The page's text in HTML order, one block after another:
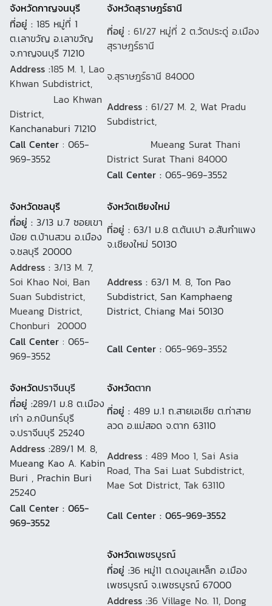
จังหวัดกาญจนบุรี
จังหวัดสุราษฎร์ธานี
ที่อยู่ : 185 หมู่ที่ 1
ต.เลาขวัญ อ.เลาขวัญ
จ.กาญจนบุรี 71210
ที่อยู่ : 61/27 หมู่ที่ 2 ต.วัดประดู่ อ.เมือง
สุราษฎร์ธานี
Address :185 M. 1, Lao
Khwan Subdistrict,
จ.สุราษฎร์ธานี 84000
Lao Khwan
District,
Kanchanaburi 71210
Address : 61/27 M. 2, Wat Pradu
Subdistrict,
Call Center : 065-
969-3552
Mueang Surat Thani
District Surat Thani 84000
Call Center : 065-969-3552
จังหวัดชลบุรี
จังหวัดเชียงใหม่
ที่อยู่ : 3/13 ม.7 ซอยเขา
น้อย ต.บ้านสวน อ.เมือง
จ.ชลบุรี 20000
ที่อยู่ : 63/1 ม.8 ต.ต้นเปา อ.สันกำแพง
จ.เชียงใหม่ 50130
Address : 3/13 M. 7,
Soi Khao Noi, Ban
Suan Subdistrict,
Mueang District,
Chonburi 20000
Address : 63/1 M. 8, Ton Pao
Subdistrict, San Kamphaeng
District, Chiang Mai 50130
Call Center : 065-
969-3552
Call Center : 065-969-3552
จังหวัดปราจีนบุรี จังหวัดตาก
ที่อยู่ :289/1 ม.8 ต.เมือง
เก่า อ.กบินทร์บุรี
จ.ปราจีนบุรี 25240
ที่อยู่ : 489 ม.1 ถ.สายเอเชีย ต.ท่าสาย
ลวด อ.แม่สอด จ.ตาก 63110
Address :289/1 M. 8,
Mueang Kao A. Kabin
Buri , Prachin Buri
25240
Address : 489 Moo 1, Sai Asia
Road, Tha Sai Luat Subdistrict,
Mae Sot District, Tak 63110
Call Center : 065-
969-3552
Call Center : 065-969-3552
จังหวัดเพชรบูรณ์
ที่อยู่ :36 หมู่11 ต.ดงมูลเหล็ก อ.เมือง
เพชรบูรณ์ จ.เพชรบูรณ์ 67000
Address :36 Village No. 11, Dong